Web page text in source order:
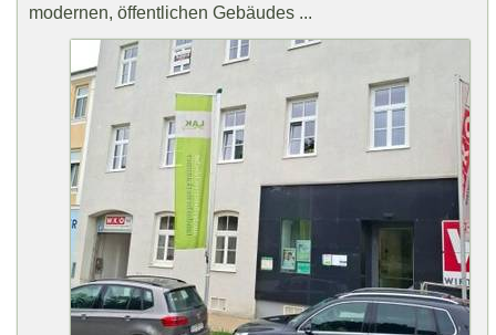
modernen, öffentlichen Gebäudes ...